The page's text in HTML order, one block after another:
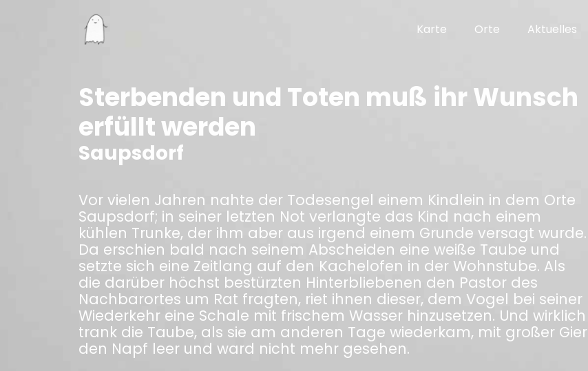
Karte Orte Aktuelles
Sterbenden und Toten muß ihr Wunsch
erfüllt werden
Saupsdorf
Vor vielen Jahren nahte der Todesengel einem Kindlein in dem Orte
Saupsdorf; in seiner letzten Not verlangte das Kind nach einem
kühlen Trunke, der ihm aber aus irgend einem Grunde versagt wurde.
Da erschien bald nach seinem Abscheiden eine weiße Taube und
setzte sich eine Zeitlang auf den Kachelofen in der Wohnstube. Als
die darüber höchst bestürzten Hinterbliebenen den Pastor des
Nachbarortes um Rat fragten, riet ihnen dieser, dem Vogel bei seiner
Wiederkehr eine Schale mit frischem Wasser hinzusetzen. Und wirklich
trank die Taube, als sie am anderen Tage wiederkam, mit großer Gier
den Napf leer und ward nicht mehr gesehen.